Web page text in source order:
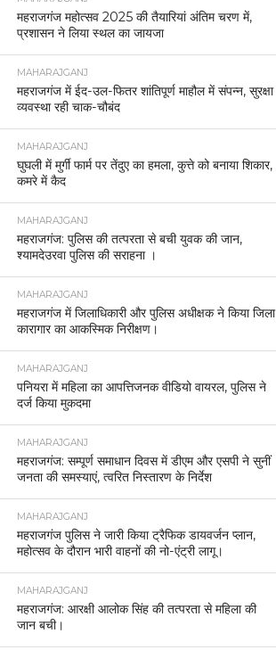
महराजगंज महोत्सव 2025 की तैयारियां अंतिम चरण में,
प्रशासन ने लिया स्थल का जायजा
MAHARAJGANJ
महराजगंज में ईद-उल-फितर शांतिपूर्ण माहौल में संपन्न, सुरक्षा
व्यवस्था रही चाक-चौबंद
MAHARAJGANJ
घुघली में मुर्गी फार्म पर तेंदुए का हमला, कुत्ते को बनाया शिकार,
कमरे में कैद
MAHARAJGANJ
महराजगंज: पुलिस की तत्परता से बची युवक की जान,
श्यामदेउरवा पुलिस की सराहना ।
MAHARAJGANJ
महराजगंज में जिलाधिकारी और पुलिस अधीक्षक ने किया जिला
कारागार का आकस्मिक निरीक्षण।
MAHARAJGANJ
पनियरा में महिला का आपत्तिजनक वीडियो वायरल, पुलिस ने
दर्ज किया मुकदमा
MAHARAJGANJ
महराजगंज: सम्पूर्ण समाधान दिवस में डीएम और एसपी ने सुनीं
जनता की समस्याएं, त्वरित निस्तारण के निर्देश
MAHARAJGANJ
महराजगंज पुलिस ने जारी किया ट्रैफिक डायवर्जन प्लान,
महोत्सव के दौरान भारी वाहनों की नो-एंट्री लागू।
MAHARAJGANJ
महराजगंज: आरक्षी आलोक सिंह की तत्परता से महिला की
जान बची।